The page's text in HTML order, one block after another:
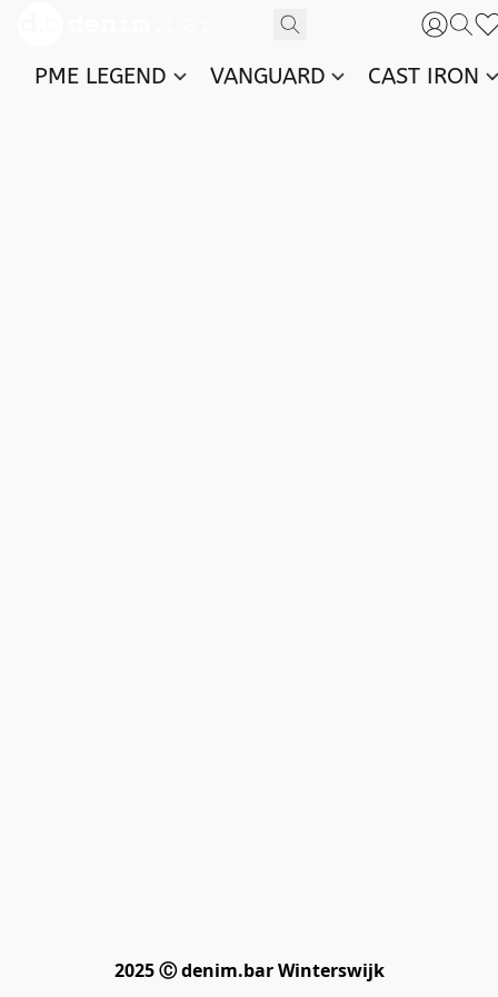
PME LEGEND VANGUARD CAST IRON
2025 Ⓒ denim.bar Winterswijk